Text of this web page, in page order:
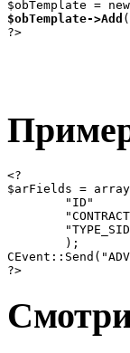
$obTemplate->Add
?>
<?
$arFields =
?>